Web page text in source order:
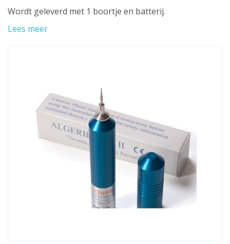
Wordt geleverd met 1 boortje en batterij.
Lees meer